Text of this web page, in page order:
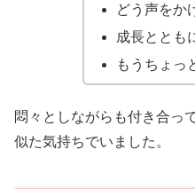
どう声をか
成長ととも
もうちょっ
悶々としながらも付き合っ
似た気持ちでいました。